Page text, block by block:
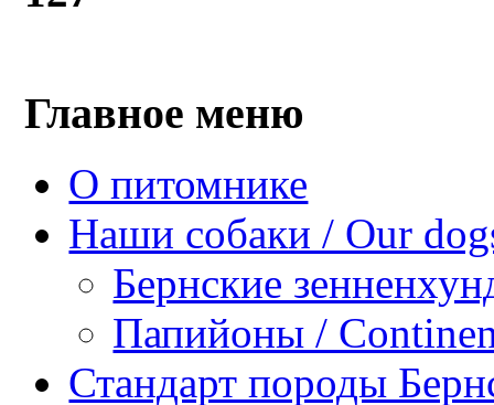
Главное меню
О питомнике
Наши собаки / Our
Бернские
Папийоны /
Стандарт породы